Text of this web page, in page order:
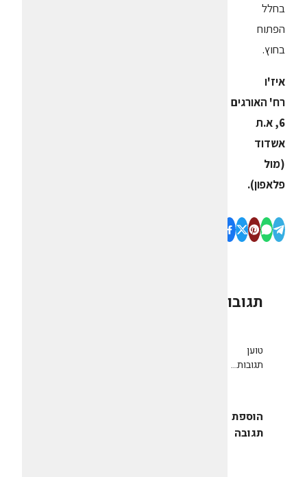
בחלל
הפתוח
בחוץ.
איז'ו
רח' האורגים
6, א.ת
אשדוד
(מול
פלאפון).
תגובות
טוען
תגובות...
הוספת
תגובה